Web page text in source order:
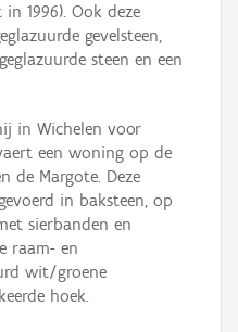
1996). Ook deze
gevelsteen,
steen en een
in Wichelen voor
een woning op de
de Margote. Deze
in baksteen, op
sierbanden en
raam- en
wit/groene
hoek.